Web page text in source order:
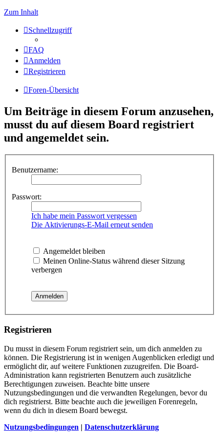
Zum Inhalt
Schnellzugriff
FAQ
Anmelden
Registrieren
Foren-Übersicht
Um Beiträge in diesem Forum anzusehen,
musst du auf diesem Board registriert
und angemeldet sein.
Benutzername:
Passwort:
Ich habe mein Passwort vergessen
Die Aktivierungs-E-Mail erneut senden
Angemeldet bleiben
Meinen Online-Status während dieser Sitzung
verbergen
Registrieren
Du musst in diesem Forum registriert sein, um dich anmelden zu
können. Die Registrierung ist in wenigen Augenblicken erledigt und
ermöglicht dir, auf weitere Funktionen zuzugreifen. Die Board-
Administration kann registrierten Benutzern auch zusätzliche
Berechtigungen zuweisen. Beachte bitte unsere
Nutzungsbedingungen und die verwandten Regelungen, bevor du
dich registrierst. Bitte beachte auch die jeweiligen Forenregeln,
wenn du dich in diesem Board bewegst.
Nutzungsbedingungen | Datenschutzerklärung